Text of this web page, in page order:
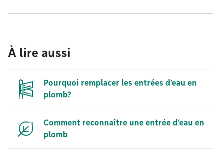
À lire aussi
Pourquoi remplacer les entrées d’eau en
plomb?
Comment reconnaître une entrée d’eau en
plomb